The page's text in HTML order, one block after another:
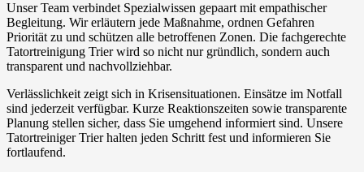
Unser Team verbindet Spezialwissen gepaart mit empathischer
Begleitung. Wir erläutern jede Maßnahme, ordnen Gefahren
Priorität zu und schützen alle betroffenen Zonen. Die fachgerechte
Tatortreinigung Trier wird so nicht nur gründlich, sondern auch
transparent und nachvollziehbar.
Verlässlichkeit zeigt sich in Krisensituationen. Einsätze im Notfall
sind jederzeit verfügbar. Kurze Reaktionszeiten sowie transparente
Planung stellen sicher, dass Sie umgehend informiert sind. Unsere
Tatortreiniger Trier halten jeden Schritt fest und informieren Sie
fortlaufend.